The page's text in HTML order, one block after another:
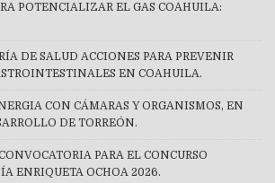
POTENCIALIZAR EL GAS COAHUILA:
DE SALUD ACCIONES PARA PREVENIR
EN COAHUILA.
CON CÁMARAS Y ORGANISMOS, EN
DE TORREÓN.
PARA EL CONCURSO
ENRIQUETA OCHOA 2026.